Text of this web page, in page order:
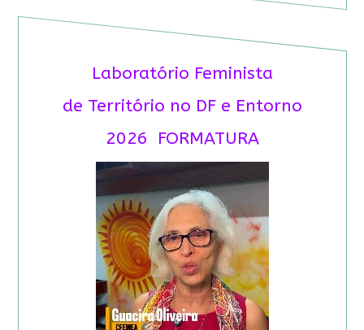
Laboratório Feminista
de Território no DF e Entorno
2026 FORMATURA